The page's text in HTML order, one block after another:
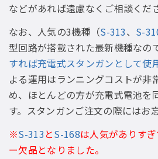
などがあれば遠慮なくご相談くだ
なお、人気の3機種（S-313、 S-
型回路が搭載された最新機種なので
すれば充電式スタンガンとして使
よる運用はランニングコストが非
め、ほとんどの方が充電式電池を
す。スタンガンご注文の際にはお
※S-313 とS-168は人気がありす
ー欠品となりました。